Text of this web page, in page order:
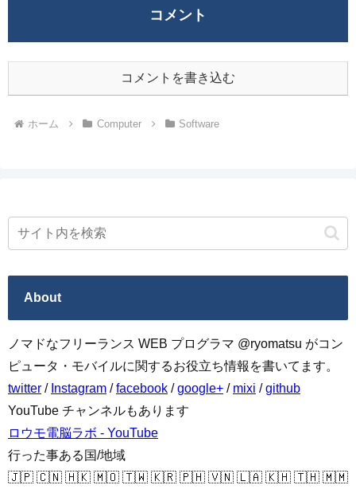
コメント
コメントを書き込む
ホーム Computer Software
About
ノマドなフリーランス WEB プログラマ @ryomatsu がコン
ピュータ・モバイルに関するお役立ち情報を書いてます。
twitter / Instagram /facebook /google+ / mixi /github
YouTube チャンネルもあります
ロウモ電脳ラボ - YouTube
行った事ある国/地域
🇯🇵 🇨🇳 🇭🇰 🇲🇴 🇹🇼 🇰🇷 🇵🇭 🇻🇳 🇱🇦 🇰🇭 🇹🇭 🇲🇲